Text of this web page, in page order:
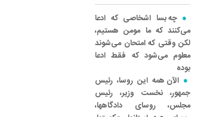
چه بسا اشخاصی که ادعا
می‌کنند که ما مومن هستیم،
لکن وقتی که امتحان می‌شوند
معلوم می‌شود که فقط ادعا
بوده
الآن همه این روسا، رئیس
جمهور، نخست وزیر، رئیس
مجلس، روسای دادگاهها،